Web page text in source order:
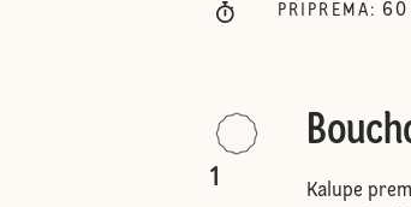
PRIPREMA : 60
1
Kalupe